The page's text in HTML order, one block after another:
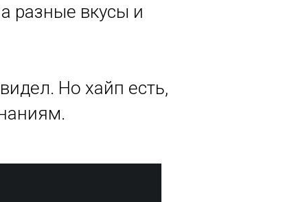
разные вкусы и
Но хайп есть,